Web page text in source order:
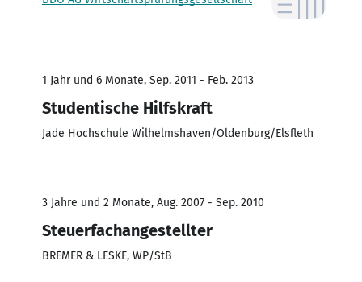
1 Jahr und 6 Monate, Sep. 2011 - Feb. 2013
Studentische Hilfskraft
Jade Hochschule Wilhelmshaven/Oldenburg/Elsfleth
3 Jahre und 2 Monate, Aug. 2007 - Sep. 2010
Steuerfachangestellter
BREMER & LESKE, WP/StB